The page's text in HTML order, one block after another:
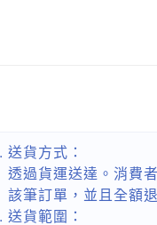
送貨方式：
透過貨運送達。消費
該筆訂單，並且全額
送貨範圍：